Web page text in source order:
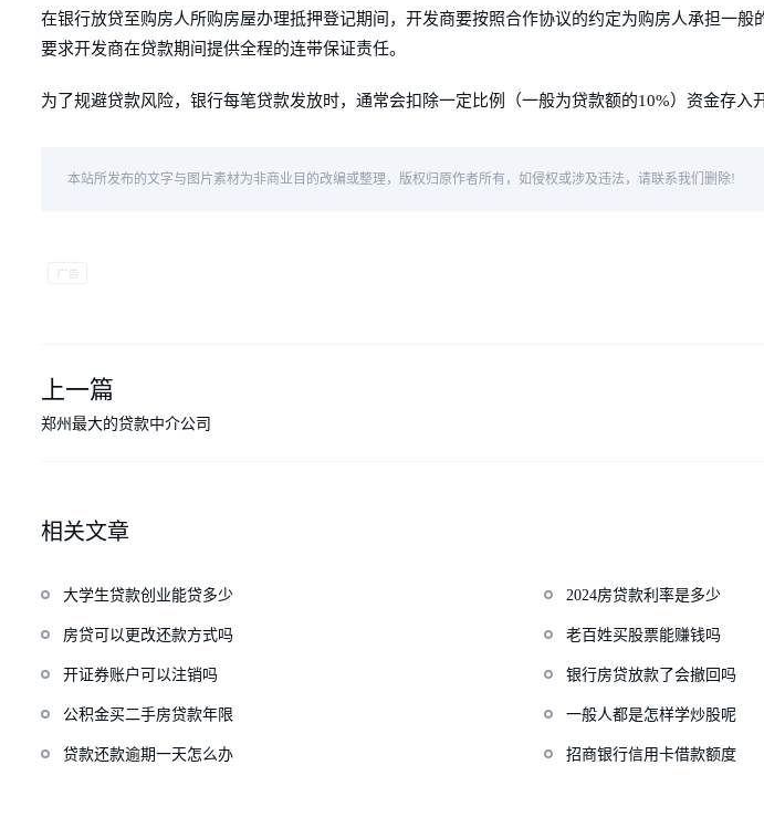
在银行放贷至购房人所购房屋办理抵押登记期间，开发商要按照合作协议的约定为购房人承担一般
要求开发商在贷款期间提供全程的连带保证责任。
为了规避贷款风险，银行每笔贷款发放时，通常会扣除一定比例（一般为贷款额的10%）资金存入
本站所发布的文字与图片素材为非商业目的改编或整理，版权归原作者所有，如侵权或涉及违法，请联系我们删除!
上一篇
郑州最大的贷款中介公司
相关文章
大学生贷款创业能贷多少 2024房贷款利率是多少
房贷可以更改还款方式吗 老百姓买股票能赚钱吗
开证券账户可以注销吗 银行房贷放款了会撤回吗
公积金买二手房贷款年限 一般人都是怎样学炒股呢
贷款还款逾期一天怎么办 招商银行信用卡借款额度